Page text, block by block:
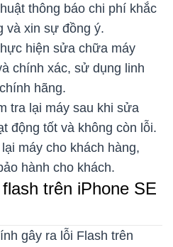
thông báo chi phí khắc
và xin sự đồng ý.
hiện sửa chữa máy
chính xác, sử dụng linh
hãng.
tra lại máy sau khi sửa
động tốt và không còn lỗi.
máy cho khách hàng,
hành cho khách.
trên iPhone SE
gây ra lỗi Flash trên